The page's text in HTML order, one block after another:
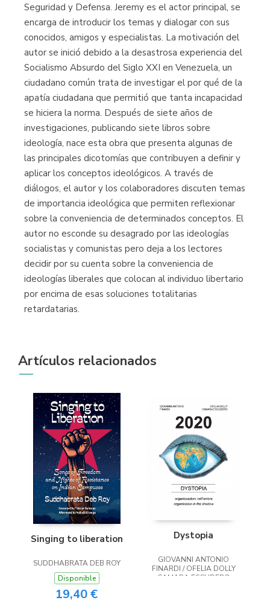
Librería Proteo
(Málaga)
Seguridad y Defensa. Jeremy es el actor principal, se
encarga de introducir los temas y dialogar con sus
conocidos, amigos y especialistas. La motivación del
autor se inició debido a la desastrosa experiencia del
Socialismo Absurdo del Siglo XXI en Venezuela, un
ciudadano común trata de investigar el por qué de la
apatía ciudadana que permitió que tanta incapacidad
se hiciera la norma. Después de siete años de
investigaciones, publicando siete libros sobre
ideología, nace esta obra que presenta algunas de
las principales dicotomías que contribuyen a definir y
aplicar los conceptos ideológicos. A través de
diálogos, el autor y los colaboradores discuten temas
de importancia ideológica que permiten reflexionar
sobre la conveniencia de determinados conceptos. El
autor no esconde su desagrado por las ideologías
socialistas y comunistas pero deja a los lectores
decidir por su cuenta sobre la conveniencia de
ideologías liberales que colocan al individuo libertario
por encima de esas soluciones totalitarias
retardatarias.
Artículos relacionados
Singing to liberation
SUDDHABRATA DEB ROY
Disponible
19,40 €
Dystopia
GIOVANNI ANTONIO
FINARDI / OFELIA DOLLY
CAMARA ESCUDERO